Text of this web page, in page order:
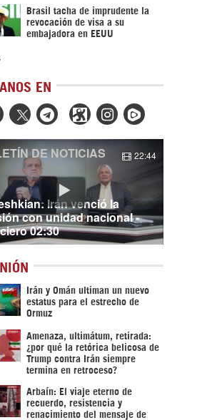
Brasil tacha de imprudente la
revocación de visa a su
embajadora en EEUU
EN
  
Irán venció la
con unidad nacional -
02:30
DE NOTICIAS 22:44
Irán y Omán ultiman un nuevo
estatus para el estrecho de
Ormuz
Amenaza, ultimátum, retirada:
¿por qué la retórica belicosa de
Trump contra Irán siempre
termina en retroceso?
Arbaín: El viaje eterno de
recuerdo, resistencia y
renacimiento del mensaje de